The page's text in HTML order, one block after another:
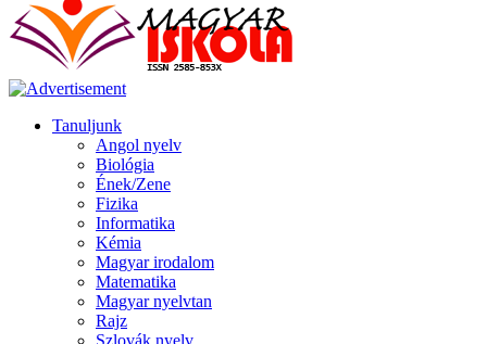
Tanuljunk
Angol nyelv
Biológia
Ének/Zene
Fizika
Informatika
Kémia
Magyar irodalom
Matematika
Magyar nyelvtan
Rajz
Szlovák nyelv